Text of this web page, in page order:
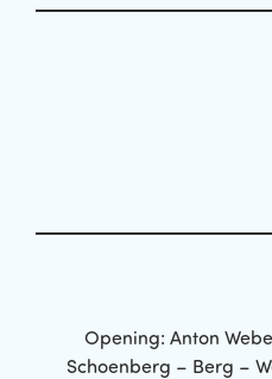
Opening: Anton
Schoenberg – Berg –